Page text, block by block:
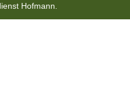
Hofmann.